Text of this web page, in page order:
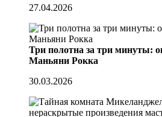
27.04.2026
Три полотна за три минуты:
Маньяни Рокка
30.03.2026